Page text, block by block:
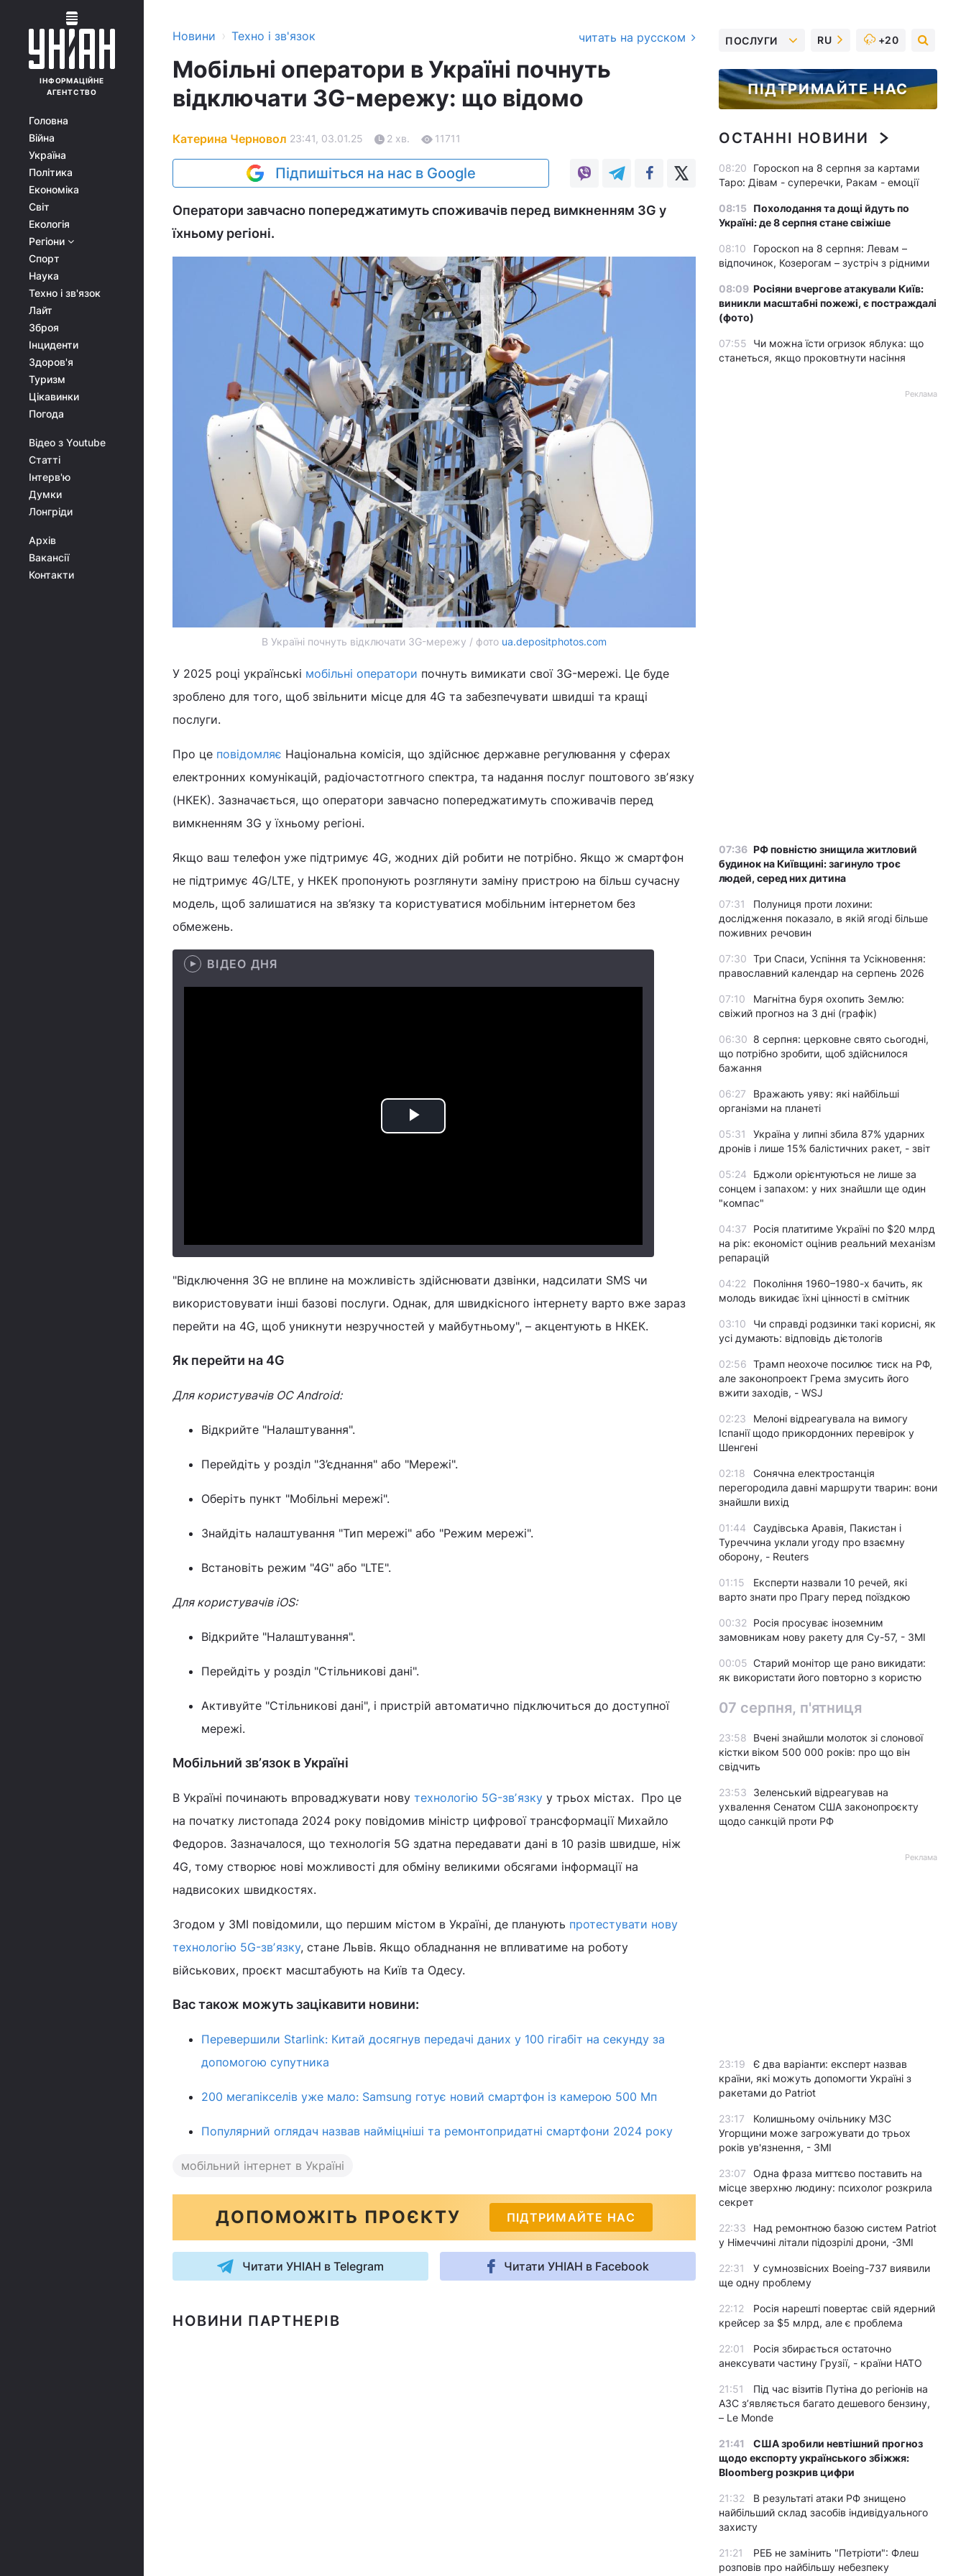
ІНФОРМАЦІЙНЕ
АГЕНТСТВО
Головна
Війна
Україна
Політика
Економіка
Світ
Екологія
Регіони
Спорт
Наука
Техно і зв'язок
Лайт
Зброя
Інциденти
Здоров'я
Туризм
Цікавинки
Погода
Відео з Youtube
Статті
Інтерв'ю
Думки
Лонгріди
Архів
Вакансії
Контакти
Новини › Техно і зв'язок читать на русском
Мобільні оператори в Україні почнуть
відключати 3G-мережу: що відомо
Катерина Черновол 23:41, 03.01.25 2 хв. 11711
Підпишіться на нас в Google
Оператори завчасно попереджатимуть споживачів перед вимкненням 3G у
їхньому регіоні.
В Україні почнуть відключати 3G-мережу / фото ua.depositphotos.com
У 2025 році українські мобільні оператори почнуть вимикати свої 3G-мережі. Це буде
зроблено для того, щоб звільнити місце для 4G та забезпечувати швидші та кращі
послуги.
Про це повідомляє Національна комісія, що здійснює державне регулювання у сферах
електронних комунікацій, радіочастотгного спектра, та надання послуг поштового звʼязку
(НКЕК). Зазначається, що оператори завчасно попереджатимуть споживачів перед
вимкненням 3G у їхньому регіоні.
Якщо ваш телефон уже підтримує 4G, жодних дій робити не потрібно. Якщо ж смартфон
не підтримує 4G/LTE, у НКЕК пропонують розглянути заміну пристрою на більш сучасну
модель, щоб залишатися на зв’язку та користуватися мобільним інтернетом без
обмежень.
ВІДЕО ДНЯ
Play
"Відключення 3G не вплине на можливість здійснювати дзвінки, надсилати SMS чи
використовувати інші базові послуги. Однак, для швидкісного інтернету варто вже зараз
перейти на 4G, щоб уникнути незручностей у майбутньому", – акцентують в НКЕК.
Як перейти на 4G
Для користувачів ОС Android:
Відкрийте "Налаштування".
Перейдіть у розділ "З’єднання" або "Мережі".
Оберіть пункт "Мобільні мережі".
Знайдіть налаштування "Тип мережі" або "Режим мережі".
Встановіть режим "4G" або "LTE".
Для користувачів iOS:
Відкрийте "Налаштування".
Перейдіть у розділ "Стільникові дані".
Активуйте "Стільникові дані", і пристрій автоматично підключиться до доступної
мережі.
Мобільний звʼязок в Україні
В Україні починають впроваджувати нову технологію 5G-звʼязку у трьох містах. Про це
на початку листопада 2024 року повідомив міністр цифрової трансформації Михайло
Федоров. Зазначалося, що технологія 5G здатна передавати дані в 10 разів швидше, ніж
4G, тому створює нові можливості для обміну великими обсягами інформації на
надвисоких швидкостях.
Згодом у ЗМІ повідомили, що першим містом в Україні, де планують протестувати нову
технологію 5G-звʼязку, стане Львів. Якщо обладнання не впливатиме на роботу
військових, проєкт масштабують на Київ та Одесу.
Вас також можуть зацікавити новини:
Перевершили Starlink: Китай досягнув передачі даних у 100 гігабіт на секунду за
допомогою супутника
200 мегапікселів уже мало: Samsung готує новий смартфон із камерою 500 Мп
Популярний оглядач назвав найміцніші та ремонтопридатні смартфони 2024 року
мобільний інтернет в Україні
ДОПОМОЖІТЬ ПРОЄКТУ ПІДТРИМАЙТЕ НАС
Читати УНІАН в Telegram Читати УНІАН в Facebook
НОВИНИ ПАРТНЕРІВ
ПОСЛУГИ RU +20
ПІДТРИМАЙТЕ НАС
ОСТАННІ НОВИНИ
08:20
Гороскоп на 8 серпня за картами
Таро: Дівам - суперечки, Ракам - емоції
08:15 Похолодання та дощі йдуть по
Україні: де 8 серпня стане свіжіше
08:10
Гороскоп на 8 серпня: Левам –
відпочинок, Козерогам – зустріч з рідними
08:09 Росіяни вчергове атакували Київ:
виникли масштабні пожежі, є постраждалі
(фото)
07:55
Чи можна їсти огризок яблука: що
станеться, якщо проковтнути насіння
Реклама
07:36 РФ повністю знищила житловий
будинок на Київщині: загинуло троє
людей, серед них дитина
07:31
Полуниця проти лохини:
дослідження показало, в якій ягоді більше
поживних речовин
07:30 Три Спаси, Успіння та Усікновення:
православний календар на серпень 2026
07:10
Магнітна буря охопить Землю:
свіжий прогноз на 3 дні (графік)
06:30 8 серпня: церковне свято сьогодні,
що потрібно зробити, щоб здійснилося
бажання
06:27
Вражають уяву: які найбільші
організми на планеті
05:31
Україна у липні збила 87% ударних
дронів і лише 15% балістичних ракет, - звіт
05:24
Бджоли орієнтуються не лише за
сонцем і запахом: у них знайшли ще один
"компас"
04:37
Росія платитиме Україні по $20 млрд
на рік: економіст оцінив реальний механізм
репарацій
04:22
Покоління 1960–1980-х бачить, як
молодь викидає їхні цінності в смітник
03:10
Чи справді родзинки такі корисні, як
усі думають: відповідь дієтологів
02:56 Трамп неохоче посилює тиск на РФ,
але законопроект Грема змусить його
вжити заходів, - WSJ
02:23
Мелоні відреагувала на вимогу
Іспанії щодо прикордонних перевірок у
Шенгені
02:18
Сонячна електростанція
перегородила давні маршрути тварин: вони
знайшли вихід
01:44
Саудівська Аравія, Пакистан і
Туреччина уклали угоду про взаємну
оборону, - Reuters
01:15
Експерти назвали 10 речей, які
варто знати про Прагу перед поїздкою
00:32
Росія просуває іноземним
замовникам нову ракету для Су-57, - ЗМІ
00:05 Старий монітор ще рано викидати:
як використати його повторно з користю
07 серпня, п'ятниця
23:58
Вчені знайшли молоток зі слонової
кістки віком 500 000 років: про що він
свідчить
23:53
Зеленський відреагував на
ухвалення Сенатом США законопроєкту
щодо санкцій проти РФ
Реклама
23:19
Є два варіанти: експерт назвав
країни, які можуть допомогти Україні з
ракетами до Patriot
23:17
Колишньому очільнику МЗС
Угорщини може загрожувати до трьох
років ув'язнення, - ЗМІ
23:07
Одна фраза миттєво поставить на
місце зверхню людину: психолог розкрила
секрет
22:33
Над ремонтною базою систем Patriot
у Німеччині літали підозрілі дрони, -ЗМІ
22:31
У сумнозвісних Boeing-737 виявили
ще одну проблему
22:12
Росія нарешті повертає свій ядерний
крейсер за $5 млрд, але є проблема
22:01
Росія збирається остаточно
анексувати частину Грузії, - країни НАТО
21:51
Під час візитів Путіна до регіонів на
АЗС з’являється багато дешевого бензину,
– Le Monde
21:41
США зробили невтішний прогноз
щодо експорту українського збіжжя:
Bloomberg розкрив цифри
21:32
В результаті атаки РФ знищено
найбільший склад засобів індивідуального
захисту
21:21
РЕБ не замінить "Петріоти": Флеш
розповів про найбільшу небезпеку